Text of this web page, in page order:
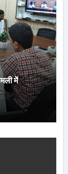
में